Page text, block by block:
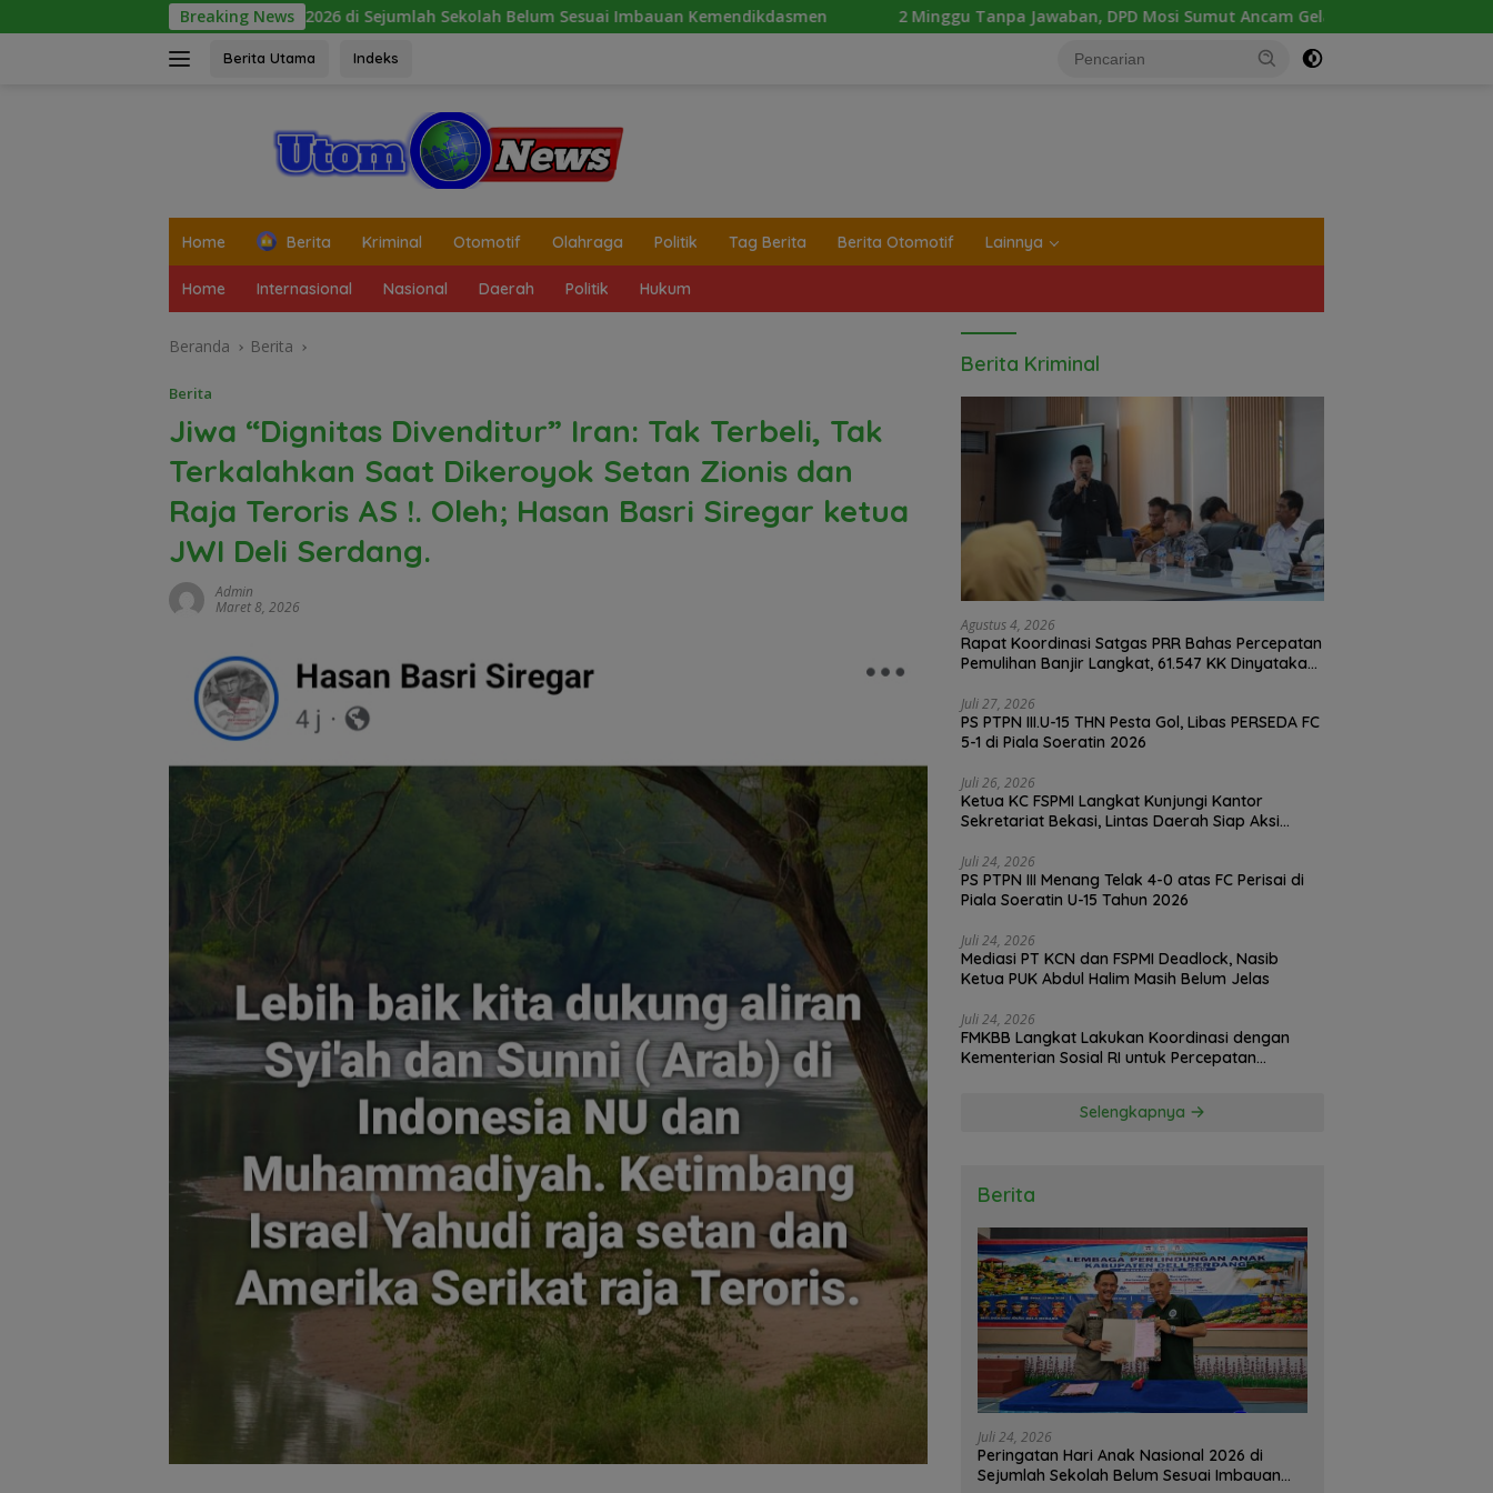
ke
Breaking News
2026 di Sejumlah Sekolah Belum Sesuai Imbauan Kemendikdasmen 2 Minggu Tanpa Jawaban, DPD Mosi Sumut Ancam Gelar Aksi Damai Di Mapolda Soal Tambang
Berita Utama Indeks
Home Berita Kriminal Otomotif Olahraga Politik Tag Berita Berita Otomotif Lainnya
Home Internasional Nasional Daerah Politik Hukum
Beranda Berita
Berita
Jiwa “Dignitas Divenditur” Iran: Tak Terbeli, Tak
Terkalahkan Saat Dikeroyok Setan Zionis dan
Raja Teroris AS !. Oleh; Hasan Basri Siregar ketua
JWI Deli Serdang.
Admin
Maret 8, 2026
Berita Kriminal
Agustus 4, 2026
Rapat Koordinasi Satgas PRR Bahas Percepatan
Pemulihan Banjir Langkat, 61.547 KK Dinyatakan
Juli 27, 2026
PS PTPN III.U-15 THN Pesta Gol, Libas PERSEDA FC
5-1 di Piala Soeratin 2026
Juli 26, 2026
Ketua KC FSPMI Langkat Kunjungi Kantor
Sekretariat Bekasi, Lintas Daerah Siap Aksi
Juli 24, 2026
PS PTPN III Menang Telak 4-0 atas FC Perisai di
Piala Soeratin U-15 Tahun 2026
Juli 24, 2026
Mediasi PT KCN dan FSPMI Deadlock, Nasib
Juli 24, 2026
FMKBB Langkat Lakukan Koordinasi dengan
Kementerian Sosial RI untuk Percepatan
Selengkapnya
Berita
Juli 24, 2026
Peringatan Hari Anak Nasional 2026 di
Sejumlah Sekolah Belum Sesuai Imbauan